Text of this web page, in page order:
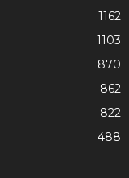
1162
1103
870
862
822
488